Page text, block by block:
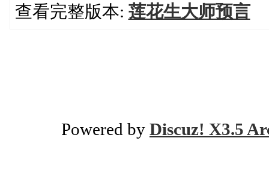
查看完整版本: 莲花生大师预言
Powered by Discuz! X3.5